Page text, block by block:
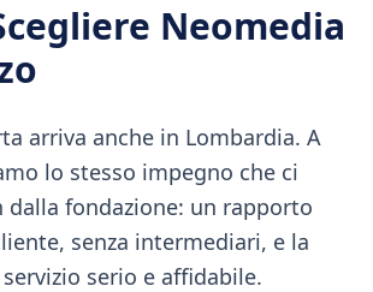
Neomedia
arriva anche in Lombardia. A
lo stesso impegno che ci
dalla fondazione: un rapporto
senza intermediari, e la
serio e affidabile.